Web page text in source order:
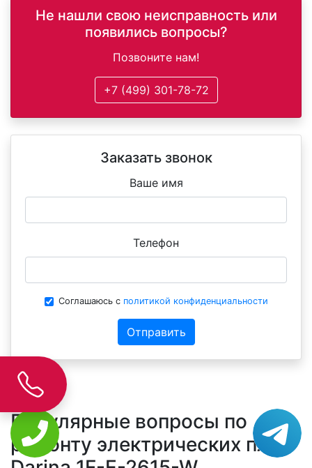
детали.
Не нашли свою неисправность или
появились вопросы?
Позвоните нам!
+7 (499) 301-78-72
Заказать звонок
Ваше имя
Телефон
Соглашаюсь с политикой конфиденциальности
Отправить
Популярные вопросы по
ремонту электрических плит